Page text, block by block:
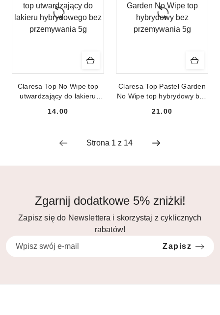
Claresa Top No Wipe top
utwardzający do lakieru
przemywania 5g
Cena:
14.00
Claresa Top Pastel Garden
No Wipe top hybrydowy bez
Cena:
21.00
Zgarnij dodatkowe 5% zniżki!
Zapisz się do Newslettera i skorzystaj z cyklicznych
rabatów!
Zapisz